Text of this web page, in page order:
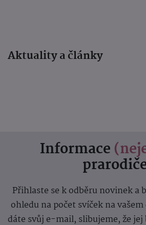
Aktuality a články
Informace
Přihlaste se k odběru novinek a
ohledu na počet svíček na
dáte svůj e-mail, slibujeme, že